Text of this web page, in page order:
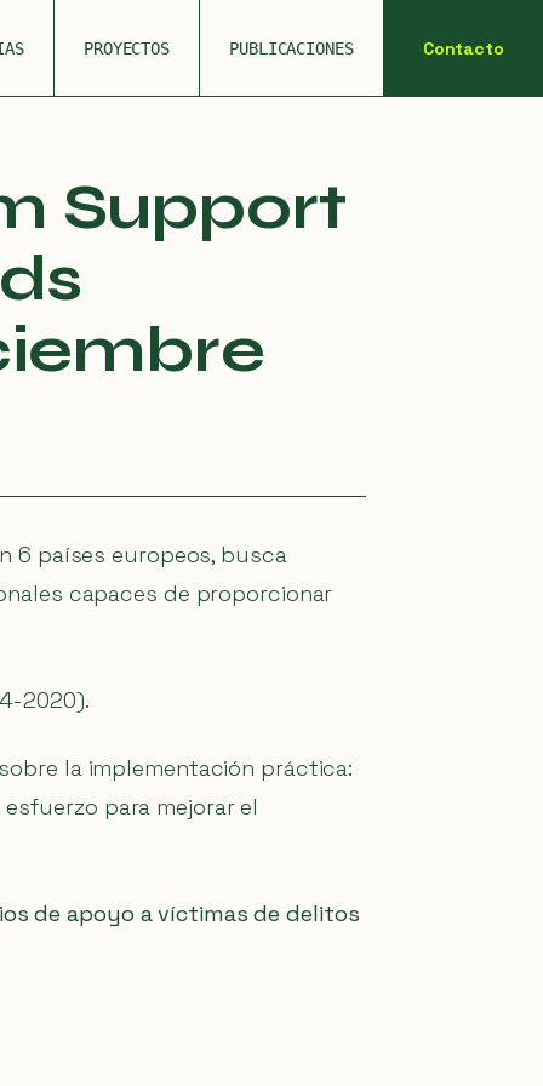
PROYECTOS PUBLICACIONES Contacto
Support
6 países europeos, busca
capaces de proporcionar
2020).
la implementación práctica:
para mejorar el
de apoyo a víctimas de delitos